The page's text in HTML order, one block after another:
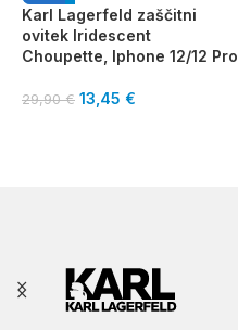
Karl Lagerfeld zaščitni
ovitek Iridescent
Choupette, Iphone 12/12 Pro
29,90€ 13,45 €